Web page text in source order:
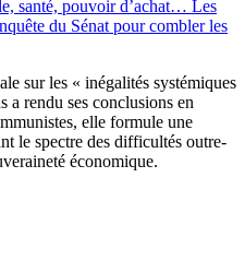
santé, pouvoir d’achat… Les
du Sénat pour combler les
sur les « inégalités systémiques
a rendu ses conclusions en
elle formule une
le spectre des difficultés outre-
économique.